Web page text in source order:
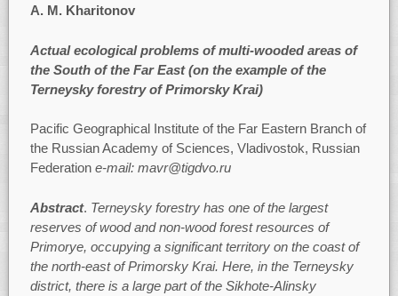
A. M. Kharitonov
Actual ecological problems of multi-wooded areas of
the South of the Far East (on the example of the
Terneysky forestry of Primorsky Krai)
Pacific Geographical Institute of the Far Eastern Branch of
the Russian Academy of Sciences, Vladivostok, Russian
Federation e-mail: mavr@tigdvo.ru
Abstract. Terneysky forestry has one of the largest
reserves of wood and non-wood forest resources of
Primorye, occupying a significant territory on the coast of
the north-east of Primorsky Krai. Here, in the Terneysky
district, there is a large part of the Sikhote-Alinsky